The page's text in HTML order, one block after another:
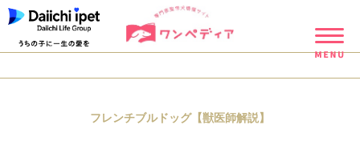
フレンチブルドッグ【獣医師解説】